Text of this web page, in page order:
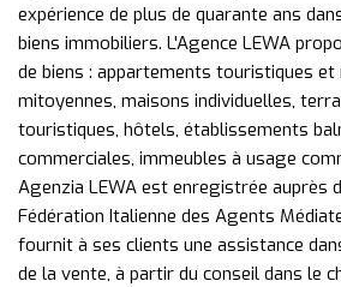
expérience de plus de quarante ans
biens immobiliers. L'Agence LEWA
de biens : appartements touristiques
mitoyennes, maisons individuelles,
touristiques, hôtels, établissements
commerciales, immeubles à usage
Agenzia LEWA est enregistrée auprès
Fédération Italienne des Agents
fournit à ses clients une assistance
de la vente, à partir du conseil dans le